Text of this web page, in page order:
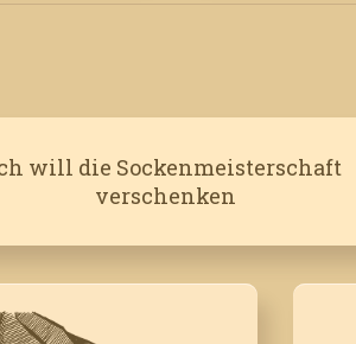
will die Sockenmeisterschaft
verschenken